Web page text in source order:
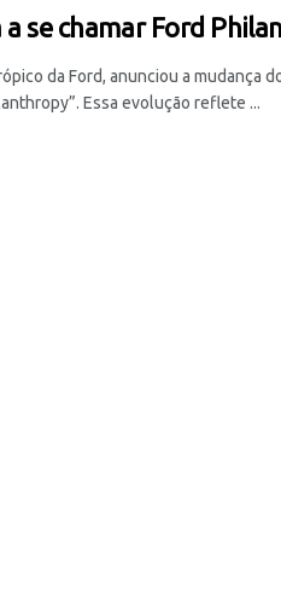
a se chamar Ford
da Ford, anunciou a mudança
Essa evolução reflete ...